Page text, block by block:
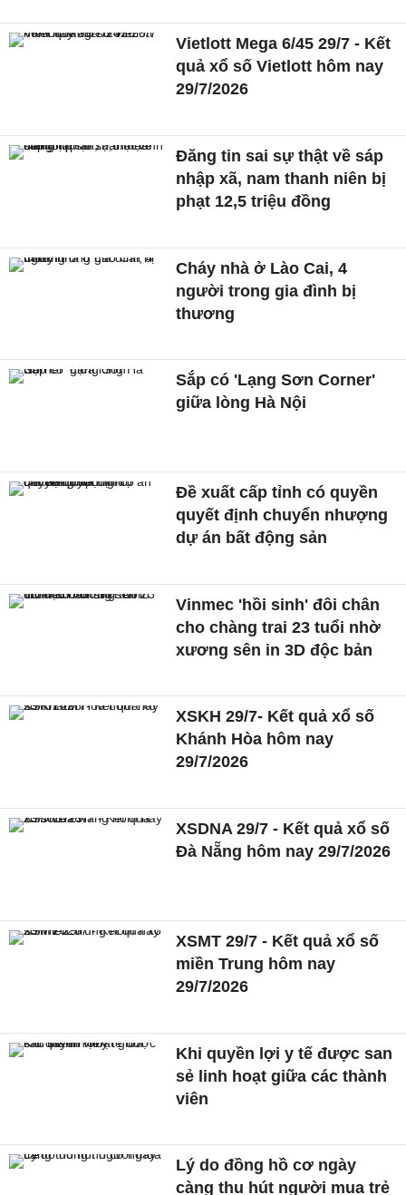
Vietlott Mega 6/45 29/7 - Kết
quả xổ số Vietlott hôm nay
29/7/2026
Đăng tin sai sự thật về sáp
nhập xã, nam thanh niên bị
phạt 12,5 triệu đồng
Cháy nhà ở Lào Cai, 4
người trong gia đình bị
thương
Sắp có 'Lạng Sơn Corner'
giữa lòng Hà Nội
Đề xuất cấp tỉnh có quyền
quyết định chuyển nhượng
dự án bất động sản
Vinmec 'hồi sinh' đôi chân
cho chàng trai 23 tuổi nhờ
xương sên in 3D độc bản
XSKH 29/7- Kết quả xổ số
Khánh Hòa hôm nay
29/7/2026
XSDNA 29/7 - Kết quả xổ số
Đà Nẵng hôm nay 29/7/2026
XSMT 29/7 - Kết quả xổ số
miền Trung hôm nay
29/7/2026
Khi quyền lợi y tế được san
sẻ linh hoạt giữa các thành
viên
Lý do đồng hồ cơ ngày
càng thu hút người mua trẻ